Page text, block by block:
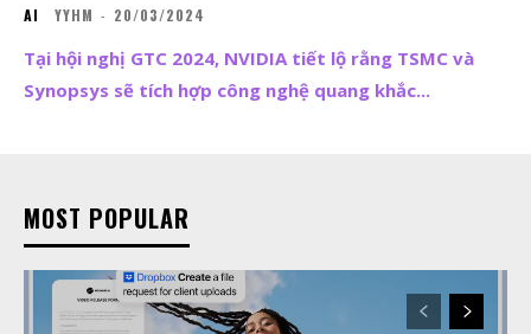
AI YYHM - 20/03/2024
Tại hội nghị GTC 2024, NVIDIA tiết lộ rằng TSMC và
Synopsys sẽ tích hợp công nghệ quang khắc...
MOST POPULAR